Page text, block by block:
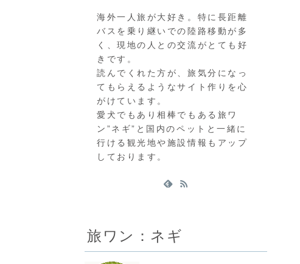
海外一人旅が大好き。特に長距離
バスを乗り継いでの陸路移動が多
く、現地の人との交流がとても好
きです。
読んでくれた方が、旅気分になっ
てもらえるようなサイト作りを心
がけています。
愛犬でもあり相棒でもある旅ワ
ン”ネギ”と国内のペットと一緒に
行ける観光地や施設情報もアップ
しております。
旅ワン：ネギ